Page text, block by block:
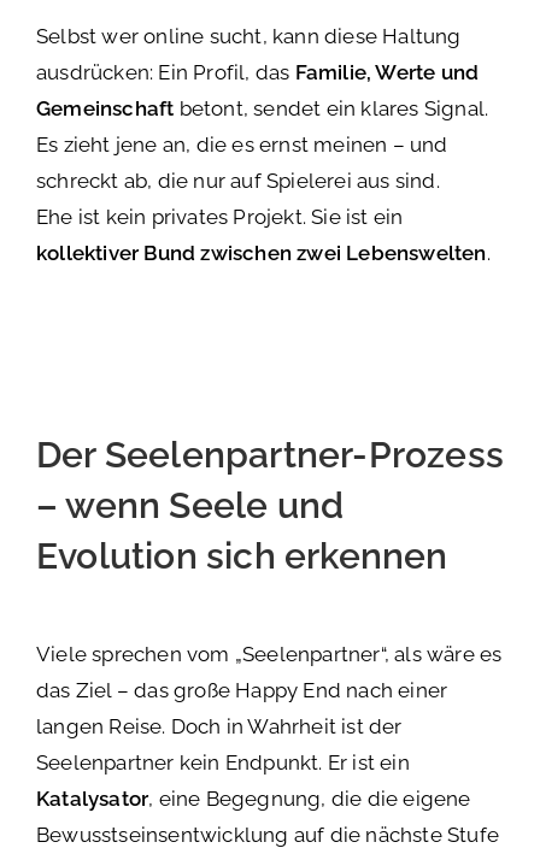
Selbst wer online sucht, kann diese Haltung
ausdrücken: Ein Profil, das Familie, Werte und
Gemeinschaft betont, sendet ein klares Signal.
Es zieht jene an, die es ernst meinen – und
schreckt ab, die nur auf Spielerei aus sind.
Ehe ist kein privates Projekt. Sie ist ein
kollektiver Bund zwischen zwei Lebenswelten.
Der Seelenpartner-Prozess
– wenn Seele und
Evolution sich erkennen
Viele sprechen vom „Seelenpartner“, als wäre es
das Ziel – das große Happy End nach einer
langen Reise. Doch in Wahrheit ist der
Seelenpartner kein Endpunkt. Er ist ein
Katalysator, eine Begegnung, die die eigene
Bewusstseinsentwicklung auf die nächste Stufe